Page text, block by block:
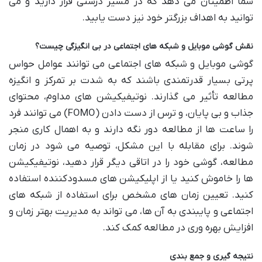
توانید به اهداف بزرگتر خود نیز دست یابید.
نقش گوشی موبایل و شبکه های اجتماعی در بی انگیزگی چیست؟
گوشی موبایل و شبکه های اجتماعی می توانند عوامل حواس
پرتی بسیار قدرتمندی باشند که به شدت بر تمرکز و انگیزه
مطالعه تأثیر می گذارند. نوتیفیکیشن های مداوم، محتوای
جذاب و بی پایان، و ترس از دست دادن (FOMO) می توانند فرد
را ساعت ها از مطالعه دور نگه دارند و به اهمال کاری منجر
شوند. برای مقابله با این مشکل، توصیه می شود در زمان
مطالعه، گوشی خود را در اتاقی دیگر قرار دهید، نوتیفیکیشن
ها را خاموش کنید یا از اپلیکیشن های مسدودکننده استفاده
کنید. تعیین زمان های مشخص برای استفاده از شبکه های
اجتماعی و پایبندی به آن ها، می تواند به مدیریت بهتر زمان و
افزایش بهره وری در مطالعه کمک کند.
نتیجه گیری و جمع بندی